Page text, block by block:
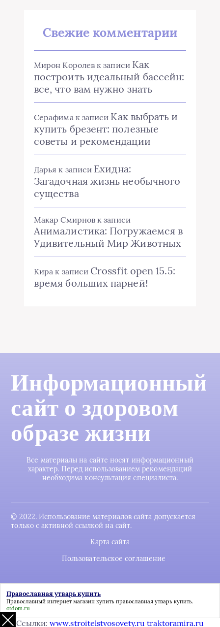
Свежие комментарии
Мирон Королев к записи Как
построить идеальный бассейн:
все, что вам нужно знать
Серафимак записи Как выбрать и
купить брезент: полезные
советы и рекомендации
Дарья к записи Ехидна:
Загадочная жизнь необычного
существа
Макар Смирнов к записи
Анималистика: Погружаемся в
Удивительный Мир Животных
Кира к записи Crossfit open 15.5:
время больших парней!
Информационный
сайт о здоровом
образе жизни
Все материалы на сайте носят информационный
характер. Перед использованием рекомендаций
необходима консультация специалиста.
© 2022. Использование материалов сайта допускается
только с активной ссылкой на сайт.
Карта сайта
Пользовательское соглашение
Православная утварь купить
Православный интернет магазин купить православная утварь купить.
otdom.ru
Ссылки:www.stroitelstvosovety.ru traktoramira.ru